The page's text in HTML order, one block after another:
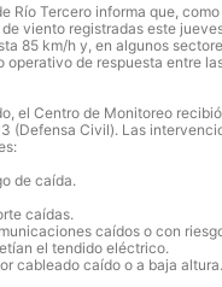
Río Tercero informa que,
viento registradas este
85 km/h y, en algunos
operativo de respuesta entre
el Centro de Monitoreo
(Defensa Civil). Las
de caída.
caídas.
caídos o con
el tendido eléctrico.
cableado caído o a baja altura.